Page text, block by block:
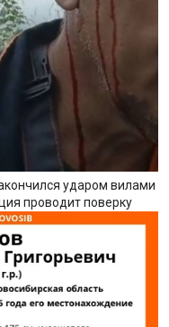
ударом вилами
проводит поверку